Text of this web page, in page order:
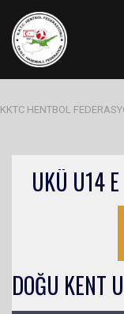
KKTC HENTBOL
UKÜ U14 E